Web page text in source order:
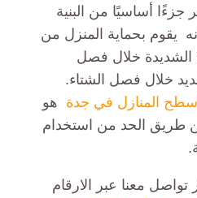
جزءًا أساسيًا من البنية
يقوم بحماية المنزل من
الشديدة خلال فصل
خلال فصل الشتاء.
المنازل في جدة هو
طريق الحد من استخدام
تواصل معنا عبر الارقام